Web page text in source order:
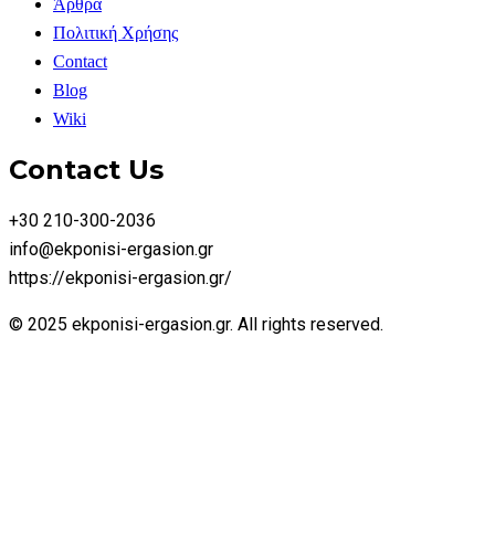
Άρθρα
Πολιτική Χρήσης
Contact
Blog
Wiki
Contact Us
+30 210-300-2036
info@ekponisi-ergasion.gr
https://ekponisi-ergasion.gr/
© 2025 ekponisi-ergasion.gr. All rights reserved.